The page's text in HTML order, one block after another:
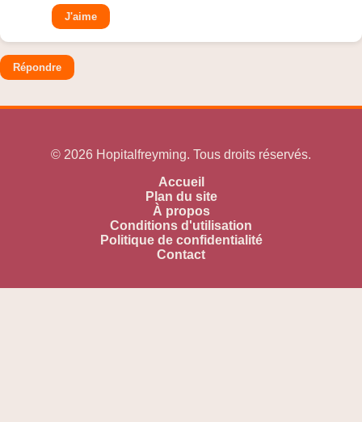
J'aime
Répondre
© 2026 Hopitalfreyming. Tous droits réservés.
Accueil
Plan du site
À propos
Conditions d'utilisation
Politique de confidentialité
Contact